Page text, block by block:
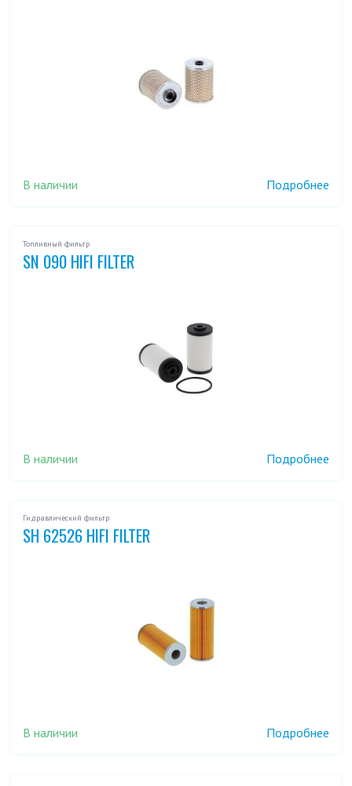
В наличии Подробнее
Топливный фильтр
SN 090 HIFI FILTER
В наличии Подробнее
Гидравлический фильтр
SH 62526 HIFI FILTER
В наличии Подробнее